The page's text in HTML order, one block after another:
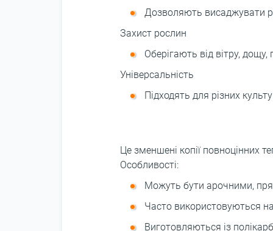
Дозволяють висаджувати
Захист рослин
Оберігають від вітру, дощу,
Універсальність
Підходять для різних
Це зменшені копії повноцінних
Особливості:
Можуть бути арочними,
Часто використовуються
Виготовляються із